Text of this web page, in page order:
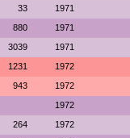
33 1971
880 1971
3039 1971
1231 1972
943 1972
1972
264 1972